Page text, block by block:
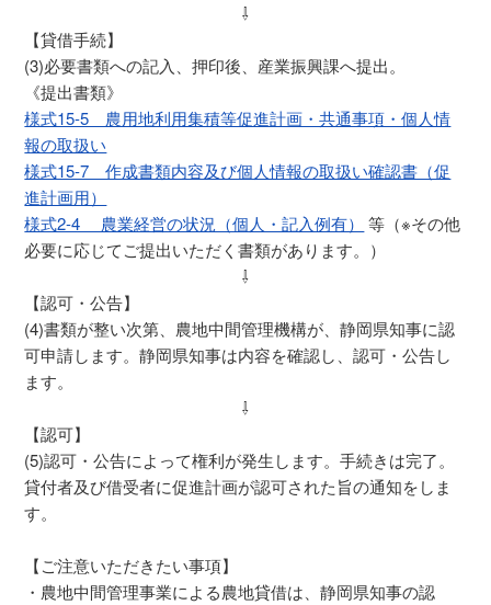
⇩
【貸借手続】
(3)必要書類への記入、押印後、産業振興課へ提出。
《提出書類》
様式15-5 農用地利用集積等促進計画・共通事項・個人情
報の取扱い
様式15-7 作成書類内容及び個人情報の取扱い確認書（促
進計画用）
様式2-4 農業経営の状況（個人・記入例有）
等（※その他
必要に応じてご提出いただく書類があります。）
⇩
【認可・公告】
(4)書類が整い次第、農地中間管理機構が、静岡県知事に認
可申請します。静岡県知事は内容を確認し、認可・公告し
ます。
⇩
【認可】
(5)認可・公告によって権利が発生します。手続きは完了。
貸付者及び借受者に促進計画が認可された旨の通知をしま
す。
【ご注意いただきたい事項】
・農地中間管理事業による農地貸借は、静岡県知事の認